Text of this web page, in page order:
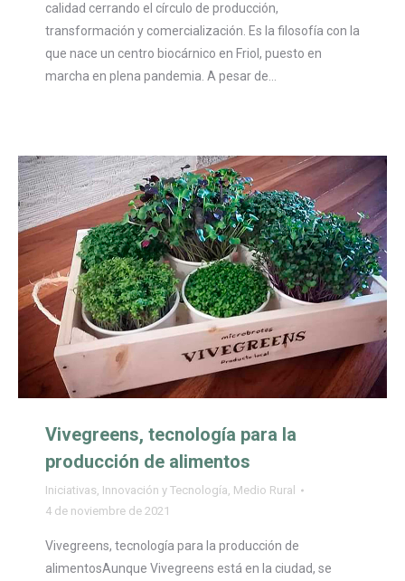
calidad cerrando el círculo de producción,
transformación y comercialización. Es la filosofía con la
que nace un centro biocárnico en Friol, puesto en
marcha en plena pandemia. A pesar de…
Vivegreens, tecnología para la
producción de alimentos
Iniciativas, Innovación y Tecnología, Medio Rural
4 de noviembre de 2021
Vivegreens, tecnología para la producción de
alimentosAunque Vivegreens está en la ciudad, se